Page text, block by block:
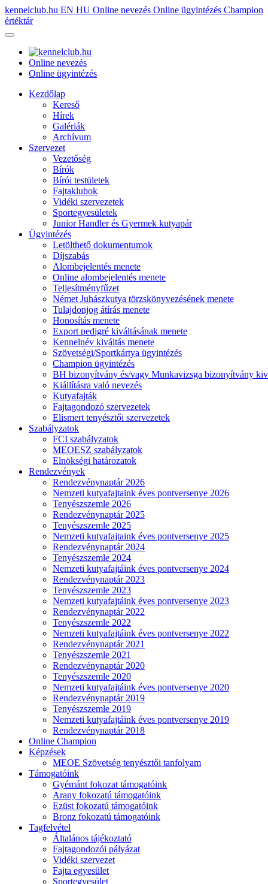
kennelclub.hu EN HU Online nevezés Online ügyintézés Champion
értéktár
Online nevezés
Online ügyintézés
Kezdőlap
Kereső
Hírek
Galériák
Archívum
Szervezet
Vezetőség
Bírók
Bírói testületek
Fajtaklubok
Vidéki szervezetek
Sportegyesületek
Junior Handler és Gyermek kutyapár
Ügyintézés
Letölthető dokumentumok
Díjszabás
Alombejelentés menete
Online alombejelentés menete
Teljesítményfűzet
Német Juhászkutya törzskönyvezésének menete
Tulajdonjog átírás menete
Honosítás menete
Export pedigré kiváltásának menete
Kennelnév kiváltás menete
Szövetségi/Sportkártya ügyintézés
Champion ügyintézés
BH bizonyítvány és/vagy Munkavizsga bizonyítvány
Kiállításra való nevezés
Kutyafajták
Fajtagondozó szervezetek
Elismert tenyésztői szervezetek
Szabályzatok
FCI szabályzatok
MEOESZ szabályzatok
Elnökségi határozatok
Rendezvények
Rendezvénynaptár 2026
Nemzeti kutyafajtaink éves pontversenye 2026
Tenyészszemle 2026
Rendezvénynaptár 2025
Tenyészszemle 2025
Nemzeti kutyafajtaink éves pontversenye 2025
Rendezvénynaptár 2024
Tenyészszemle 2024
Nemzeti kutyafajtáink éves pontversenye 2024
Rendezvénynaptár 2023
Tenyészszemle 2023
Nemzeti kutyafajtáink éves pontversenye 2023
Rendezvénynaptár 2022
Tenyészszemle 2022
Nemzeti kutyafajtáink éves pontversenye 2022
Rendezvénynaptár 2021
Tenyészszemle 2021
Rendezvénynaptár 2020
Tenyészszemle 2020
Nemzeti kutyafajtáink éves pontversenye 2020
Rendezvénynaptár 2019
Tenyészszemle 2019
Nemzeti kutyafajtáink éves pontversenye 2019
Rendezvénynaptár 2018
Online Champion
Képzések
MEOE Szövetség tenyésztői tanfolyam
Támogatóink
Gyémánt fokozat támogatóink
Arany fokozatú támogatóink
Ezüst fokozatú támogatóink
Bronz fokozatú támogatóink
Tagfelvétel
Általános tájékoztató
Fajtagondozói pályázat
Vidéki szervezet
Fajta egyesület
Sportegyesület